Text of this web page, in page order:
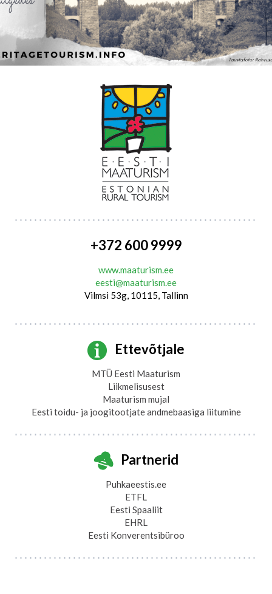
+372 600 9999
www.maaturism.ee
eesti@maaturism.ee
Vilmsi 53g, 10115, Tallinn
Ettevõtjale
MTÜ Eesti Maaturism
Liikmelisusest
Maaturism mujal
Eesti toidu- ja joogitootjate andmebaasiga liitumine
Partnerid
Puhkaeestis.ee
ETFL
Eesti Spaaliit
EHRL
Eesti Konverentsibüroo